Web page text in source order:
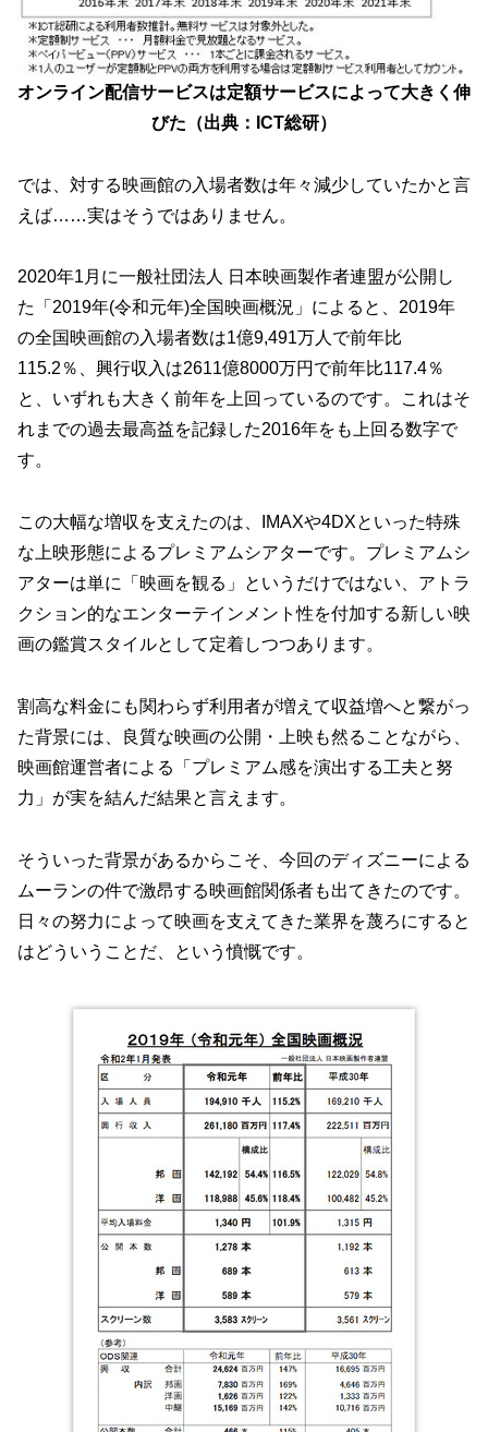
オンライン配信サービスは定額サービスによって大きく伸
びた（出典：ICT総研）
では、対する映画館の入場者数は年々減少していたかと言
えば……実はそうではありません。
2020年1月に一般社団法人 日本映画製作者連盟が公開し
た「2019年(令和元年)全国映画概況」によると、2019年
の全国映画館の入場者数は1億9,491万人で前年比
115.2％、興行収入は2611億8000万円で前年比117.4％
と、いずれも大きく前年を上回っているのです。これはそ
れまでの過去最高益を記録した2016年をも上回る数字で
す。
この大幅な増収を支えたのは、IMAXや4DXといった特殊
な上映形態によるプレミアムシアターです。プレミアムシ
アターは単に「映画を観る」というだけではない、アトラ
クション的なエンターテインメント性を付加する新しい映
画の鑑賞スタイルとして定着しつつあります。
割高な料金にも関わらず利用者が増えて収益増へと繋がっ
た背景には、良質な映画の公開・上映も然ることながら、
映画館運営者による「プレミアム感を演出する工夫と努
力」が実を結んだ結果と言えます。
そういった背景があるからこそ、今回のディズニーによる
ムーランの件で激昂する映画館関係者も出てきたのです。
日々の努力によって映画を支えてきた業界を蔑ろにすると
はどういうことだ、という憤慨です。